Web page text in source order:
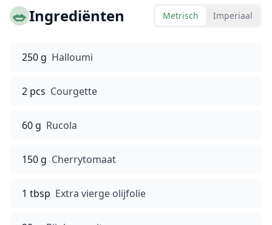
🥗Ingrediënten Metrisch Imperiaal
250 g Halloumi
2 pcs Courgette
60 g Rucola
150 g Cherrytomaat
1 tbsp Extra vierge olijfolie